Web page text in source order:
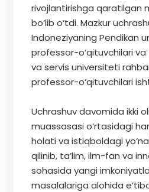
rivojlantirishga qaratilgan
bo‘lib o‘tdi. Mazkur
Indoneziyaning Pendikan
professor-o‘qituvchilari
va servis universiteti
professor-o‘qituvchilari
Uchrashuv davomida ikki
muassasasi o‘rtasidagi
holati va istiqboldagi
qilinib, ta’lim, ilm-fan va
sohasida yangi
masalalariga alohida